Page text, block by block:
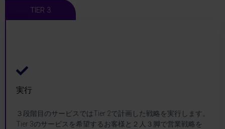
TIER 3
実行
３段階目のサービスではTier 2で計画した戦略を実行します。
Tier 3のサービスを希望するお客様と２人３脚で営業戦略を
DGC Tier 3